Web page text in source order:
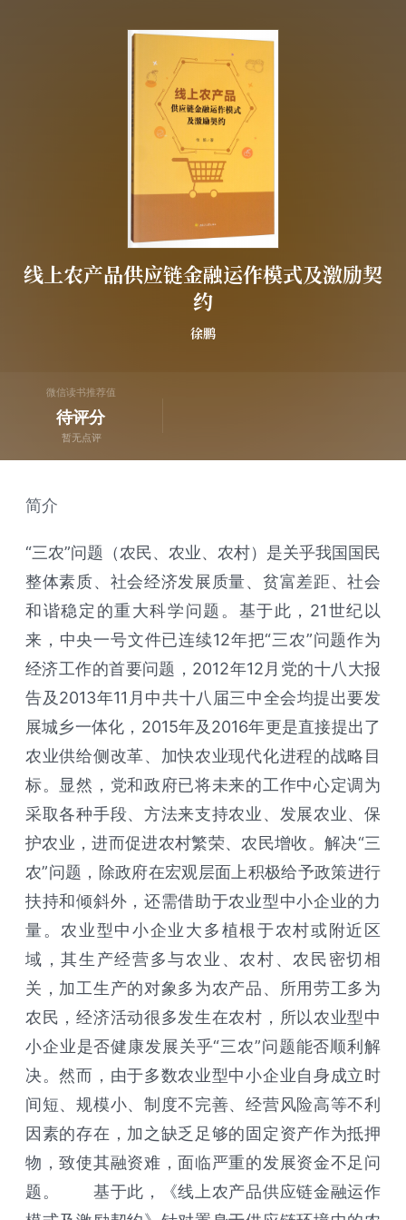
线上农产品供应链金融运作模式及激励契
约
徐鹏
微信读书推荐值
待评分
暂无点评
简介
“三农”问题（农民、农业、农村）是关乎我国国民
整体素质、社会经济发展质量、贫富差距、社会
和谐稳定的重大科学问题。基于此，21世纪以
来，中央一号文件已连续12年把“三农”问题作为
经济工作的首要问题，2012年12月党的十八大报
告及2013年11月中共十八届三中全会均提出要发
展城乡一体化，2015年及2016年更是直接提出了
农业供给侧改革、加快农业现代化进程的战略目
标。显然，党和政府已将未来的工作中心定调为
采取各种手段、方法来支持农业、发展农业、保
护农业，进而促进农村繁荣、农民增收。解决“三
农”问题，除政府在宏观层面上积极给予政策进行
扶持和倾斜外，还需借助于农业型中小企业的力
量。农业型中小企业大多植根于农村或附近区
域，其生产经营多与农业、农村、农民密切相
关，加工生产的对象多为农产品、所用劳工多为
农民，经济活动很多发生在农村，所以农业型中
小企业是否健康发展关乎“三农”问题能否顺利解
决。然而，由于多数农业型中小企业自身成立时
间短、规模小、制度不完善、经营风险高等不利
因素的存在，加之缺乏足够的固定资产作为抵押
物，致使其融资难，面临严重的发展资金不足问
题。 基于此，《线上农产品供应链金融运作